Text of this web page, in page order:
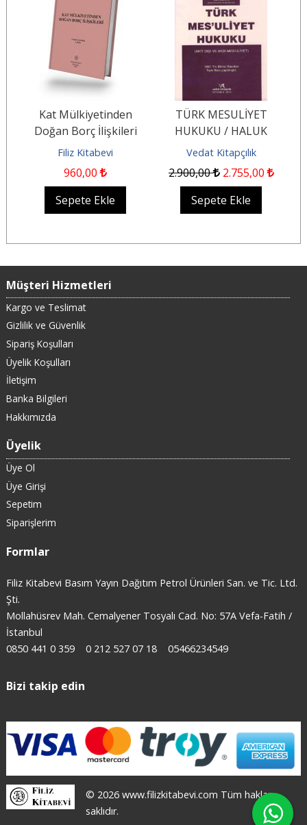
Kat Mülkiyetinden
Doğan Borç İlişkileri
Filiz Kitabevi
960,00
Sepete Ekle
TÜRK MESULİYET
HUKUKU / HALUK
TANDOĞAN
Vedat Kitapçılık
2.900,00 2.755,00
Sepete Ekle
Müşteri Hizmetleri
Kargo ve Teslimat
Gizlilik ve Güvenlik
Sipariş Koşulları
Üyelik Koşulları
İletişim
Banka Bilgileri
Hakkımızda
Üyelik
Üye Ol
Üye Girişi
Sepetim
Siparişlerim
Formlar
Filiz Kitabevi Basım Yayın Dağıtım Petrol Ürünleri San. ve Tic. Ltd.
Şti.
Mollahüsrev Mah. Cemalyener Tosyalı Cad. No: 57A Vefa-Fatih /
İstanbul
0850 441 0 359
0 212 527 07 18 05466234549
Bizi takip edin
© 2026 www.filizkitabevi.com Tüm hakları
saklıdır.